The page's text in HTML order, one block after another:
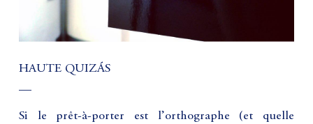
HAUTE QUIZÁS
Si le prêt-à-porter est l’orthographe (et quelle